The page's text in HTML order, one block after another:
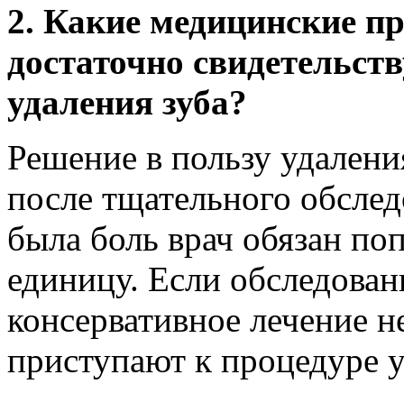
2. Какие медицинские
достаточно
удаления зуба?
Решение в пользу
после тщательного
была боль врач обязан
единицу. Если
консервативное лечение
приступают к процедуре